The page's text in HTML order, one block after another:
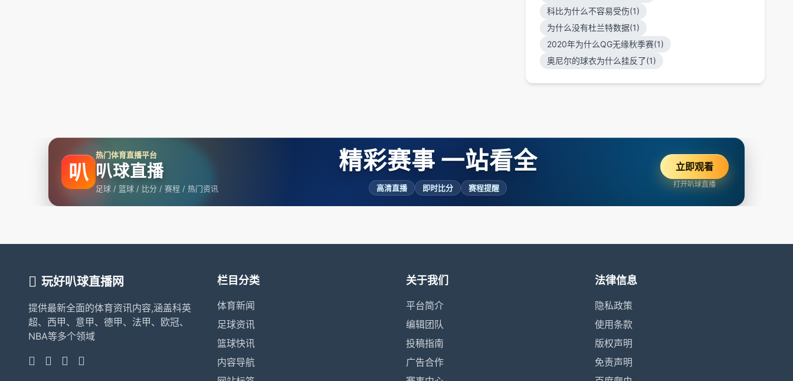
科比为什么不容易受伤(1)
为什么没有杜兰特数据(1)
2020年为什么QG无缘秋季赛(1)
奥尼尔的球衣为什么挂反了(1)
叭
热门体育直播平台
叭球直播
足球 / 篮球 / 比分 / 赛程 / 热门资讯
精彩赛事 一站看全
高清直播 即时比分 赛程提醒
立即观看
打开叭球直播
玩好叭球直播网
提供最新全面的体育资讯内容,涵盖科英
超、西甲、意甲、德甲、法甲、欧冠、
NBA等多个领域
栏目分类
体育新闻
足球资讯
篮球快讯
内容导航
关于我们
平台简介
编辑团队
投稿指南
广告合作
法律信息
隐私政策
使用条款
版权声明
免责声明